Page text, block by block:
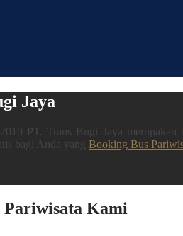
Jaya
PT. Trans Bugi Jaya
bagi Anda yang Booking Bus
Pariwisata Kami